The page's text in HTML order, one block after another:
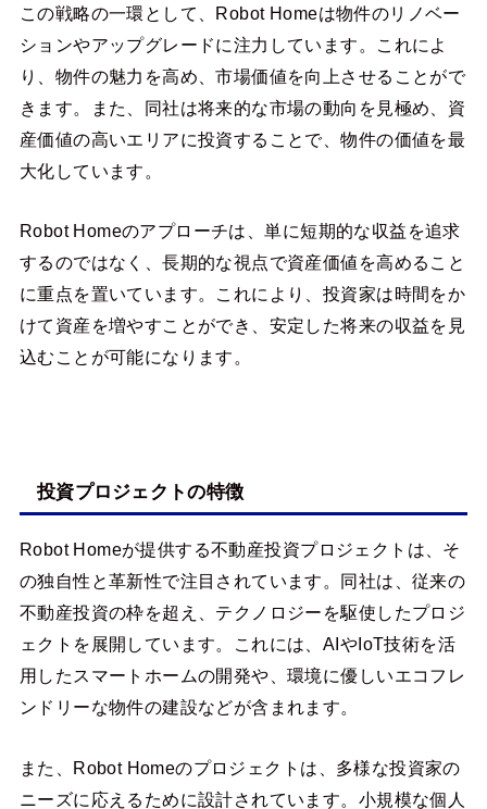
この戦略の一環として、Robot Homeは物件のリノベー
ションやアップグレードに注力しています。これによ
り、物件の魅力を高め、市場価値を向上させることがで
きます。また、同社は将来的な市場の動向を見極め、資
産価値の高いエリアに投資することで、物件の価値を最
大化しています。
Robot Homeのアプローチは、単に短期的な収益を追求
するのではなく、長期的な視点で資産価値を高めること
に重点を置いています。これにより、投資家は時間をか
けて資産を増やすことができ、安定した将来の収益を見
込むことが可能になります。
投資プロジェクトの特徴
Robot Homeが提供する不動産投資プロジェクトは、そ
の独自性と革新性で注目されています。同社は、従来の
不動産投資の枠を超え、テクノロジーを駆使したプロジ
ェクトを展開しています。これには、AIやIoT技術を活
用したスマートホームの開発や、環境に優しいエコフレ
ンドリーな物件の建設などが含まれます。
また、Robot Homeのプロジェクトは、多様な投資家の
ニーズに応えるために設計されています。小規模な個人